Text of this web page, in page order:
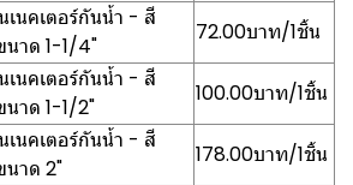
นคเตอร์กันน้ำ - สี
นาด 1-1/4"
72.00บาท/1ชิ้น
นคเตอร์กันน้ำ - สี
นาด 1-1/2"
100.00บาท/1ชิ้น
นคเตอร์กันน้ำ - สี
นาด 2"
178.00บาท/1ชิ้น